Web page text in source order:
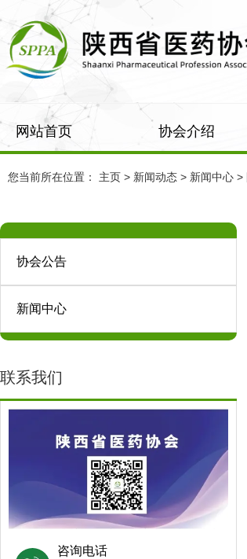
网站首页 协会介绍
您当前所在位置： 主页 > 新闻动态 > 新闻中心 >
协会公告
新闻中心
联系我们
咨询电话